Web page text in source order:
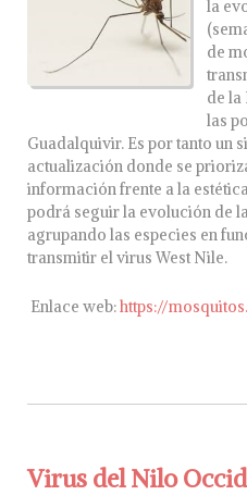
la
de
de la
las
Guadalquivir. Es por tanto un
actualización donde se
información frente a la
podrá seguir la evolución de
agrupando las especies en
transmitir el virus West Nile.
Enlace web:https://
Virus del Nilo